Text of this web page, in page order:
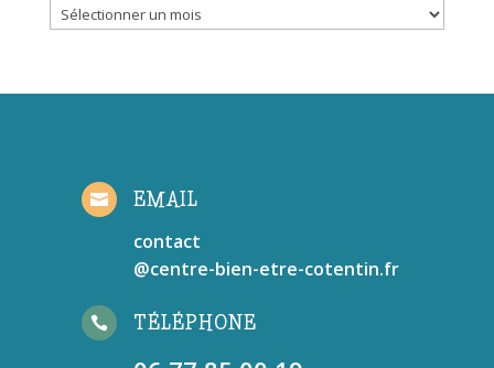
Archives
 EMAIL
contact
@centre-bien-etre-cotentin.fr
 TÉLÉPHONE